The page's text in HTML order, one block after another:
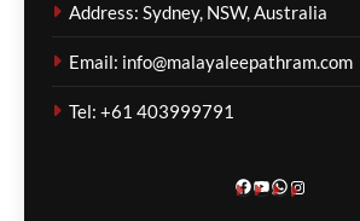
നടപടിക്രമങ്ങൾ
Address: Sydney, NSW, Australia
Email: info@malayaleepathram.com
Tel: +61 403999791
Facebook
YouTube
WhatsApp
Instagram